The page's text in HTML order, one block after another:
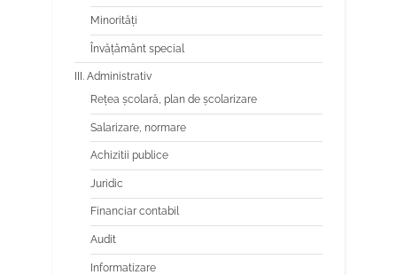
Minorităţi
Învăţământ special
III. Administrativ
Reţea şcolară, plan de şcolarizare
Salarizare, normare
Achizitii publice
Juridic
Financiar contabil
Audit
Informatizare